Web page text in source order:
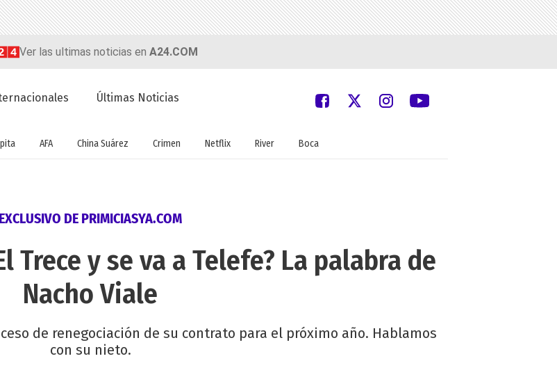
Ver las ultimas noticias en A24.COM
Últimas Noticias
AFA China Suárez Crimen Netflix River Boca
EXCLUSIVO DE PRIMICIASYA.COM
Trece y se va a Telefe? La palabra de
Nacho Viale
de renegociación de su contrato para el próximo año. Hablamos
con su nieto.